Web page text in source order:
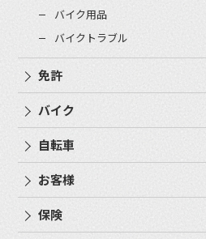
バイク用品
バイクトラブル
免許
バイク
自転車
お客様
保険